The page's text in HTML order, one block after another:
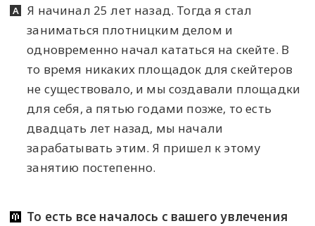
Я начинал 25 лет назад. Тогда я стал
заниматься плотницким делом и
одновременно начал кататься на скейте. В
то время никаких площадок для скейтеров
не существовало, и мы создавали площадки
для себя, а пятью годами позже, то есть
двадцать лет назад, мы начали
зарабатывать этим. Я пришел к этому
занятию постепенно.
То есть все началось с вашего увлечения